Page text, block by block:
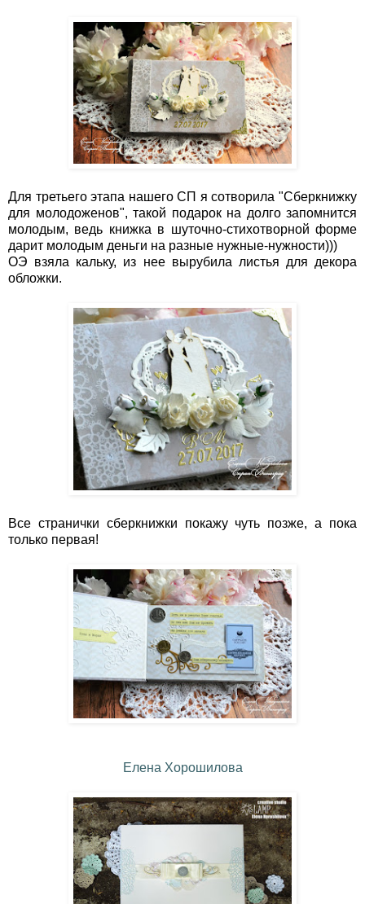
Для третьего этапа нашего СП я сотворила "Сберкнижку
для молодоженов", такой подарок на долго запомнится
молодым, ведь книжка в шуточно-стихотворной форме
дарит молодым деньги на разные нужные-нужности)))
ОЭ взяла кальку, из нее вырубила листья для декора
обложки.
Все странички сберкнижки покажу чуть позже, а пока
только первая!
Елена Хорошилова